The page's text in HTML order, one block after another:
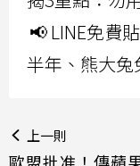
📢 LINE免費
半年、熊大兔
上一則